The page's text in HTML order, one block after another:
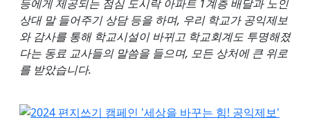
등에게 제공되는 점심 도시락 아파트 1계층 배달과 노인
상대 말 들어주기 상담 등을 하며, 우리 학교가 공익제보
와 감사를 통해 학교시설이 바뀌고 학교회계도 투명해졌
다는 동료 교사들의 말씀을 들으며, 모든 상처에 큰 위로
를 받았습니다.